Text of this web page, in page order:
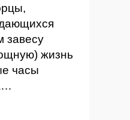
завесу
жизнь
часы